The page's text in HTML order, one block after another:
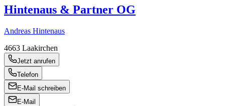
Hintenaus & Partner OG
Andreas Hintenaus
4663 Laakirchen
Jetzt anrufen
Telefon
E-Mail schreiben
E-Mail